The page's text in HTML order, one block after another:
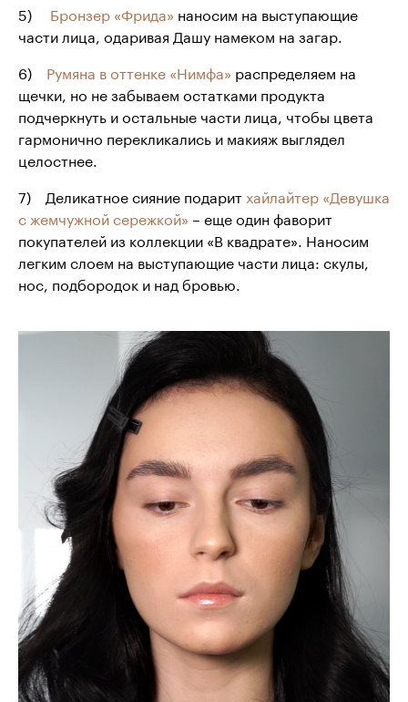
5)
Бронзер «Фрида» наносим на выступающие
части лица, одаривая Дашу намеком на загар.
6) Румяна в оттенке «Нимфа» распределяем на
щечки, но не забываем остатками продукта
подчеркнуть и остальные части лица, чтобы цвета
гармонично перекликались и макияж выглядел
целостнее.
7) Деликатное сияние подарит хайлайтер «Девушка
с жемчужной сережкой» – еще один фаворит
покупателей из коллекции «В квадрате». Наносим
легким слоем на выступающие части лица: скулы,
нос, подбородок и над бровью.